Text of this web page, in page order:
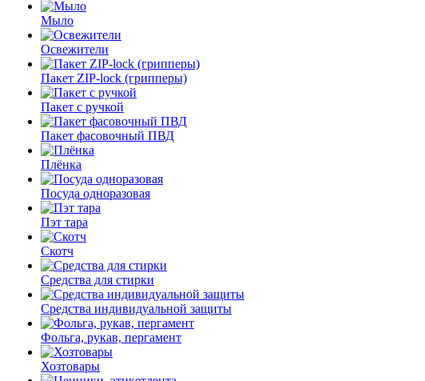
Мыло
Освежители
Пакет ZIP-lock (грипперы)
Пакет с ручкой
Пакет фасовочный ПВД
Плёнка
Посуда одноразовая
Пэт тара
Скотч
Средства для стирки
Средства индивидуальной защиты
Фольга, рукав, пергамент
Хозтовары